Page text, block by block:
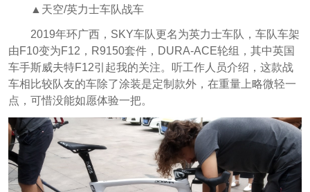
▲天空/英力士车队战车
2019年环广西，SKY车队更名为英力士车队，车队车架
由F10变为F12，R9150套件，DURA-ACE轮组，其中英国
车手斯威夫特F12引起我的关注。听工作人员介绍，这款战
车相比较队友的车除了涂装是定制款外，在重量上略微轻一
点，可惜没能如愿体验一把。